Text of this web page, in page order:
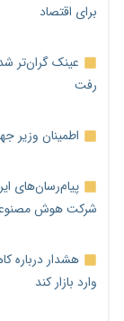
برای اقتصاد
عینک گران‌تر
رفت
اطمینان وزیر
پیام‌رسان‌های
شرکت هوش
هشدار درباره
وارد بازار کند